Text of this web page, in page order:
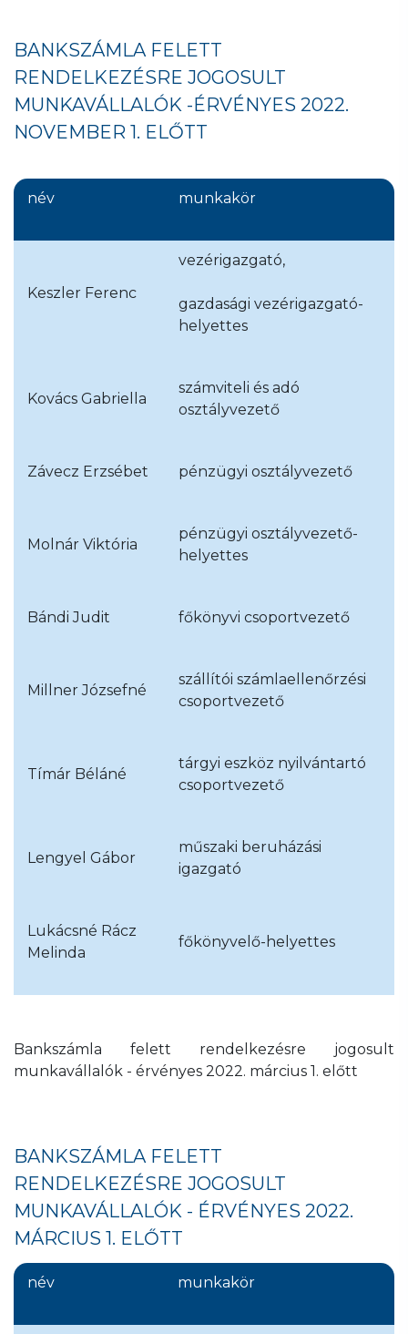
BANKSZÁMLA FELETT
RENDELKEZÉSRE JOGOSULT
MUNKAVÁLLALÓK -ÉRVÉNYES 2022.
NOVEMBER 1. ELŐTT
név munkakör
Keszler Ferenc
vezérigazgató,
gazdasági vezérigazgató-
helyettes
Kovács Gabriella
számviteli és adó
osztályvezető
Závecz Erzsébet pénzügyi osztályvezető
Molnár Viktória
pénzügyi osztályvezető-
helyettes
Bándi Judit főkönyvi csoportvezető
Millner Józsefné
szállítói számlaellenőrzési
csoportvezető
Tímár Béláné
tárgyi eszköz nyilvántartó
csoportvezető
Lengyel Gábor
műszaki beruházási
igazgató
Lukácsné Rácz
Melinda
főkönyvelő-helyettes
Bankszámla felett rendelkezésre jogosult
munkavállalók - érvényes 2022. március 1. előtt
BANKSZÁMLA FELETT
RENDELKEZÉSRE JOGOSULT
MUNKAVÁLLALÓK - ÉRVÉNYES 2022.
MÁRCIUS 1. ELŐTT
név munkakör